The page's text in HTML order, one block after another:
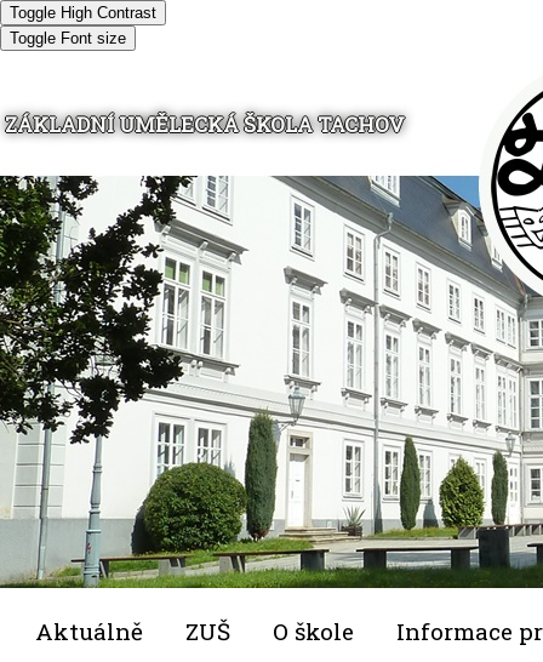
Toggle High Contrast
Toggle Font size
ZÁKLADNÍ UMĚLECKÁ ŠKOLA TACHOV
Aktuálně ZUŠ O škole
Informace